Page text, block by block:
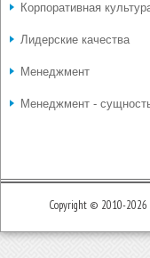
Корпоративная
Лидерские качества
Менеджмент
Менеджмент -
Copyright © 2010-2026